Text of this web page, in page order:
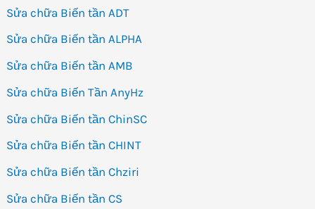
Sửa chữa Biến tần ADT
Sửa chữa Biến tần ALPHA
Sửa chữa Biến tần AMB
Sửa chữa Biến Tần AnyHz
Sửa chữa Biến tần ChinSC
Sửa chữa Biến tần CHINT
Sửa chữa Biến tần Chziri
Sửa chữa Biến tần CS